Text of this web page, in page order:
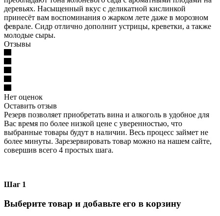
деревьях. Насыщенный вкус с деликатной кислинкой
принесёт вам воспоминания о жарком лете даже в морозном
феврале. Сидр отлично дополнит устрицы, креветки, а также
молодые сыры.
Отзывы
Нет оценок
Оставить отзыв
Резерв позволяет приобретать вина и алкоголь в удобное для
Вас время по более низкой цене с уверенностью, что
выбранные товары будут в наличии. Весь процесс займет не
более минуты. Зарезервировать товар можно на нашем сайте,
совершив всего 4 простых шага.
Шаг 1
Выберите товар и добавьте его в корзину